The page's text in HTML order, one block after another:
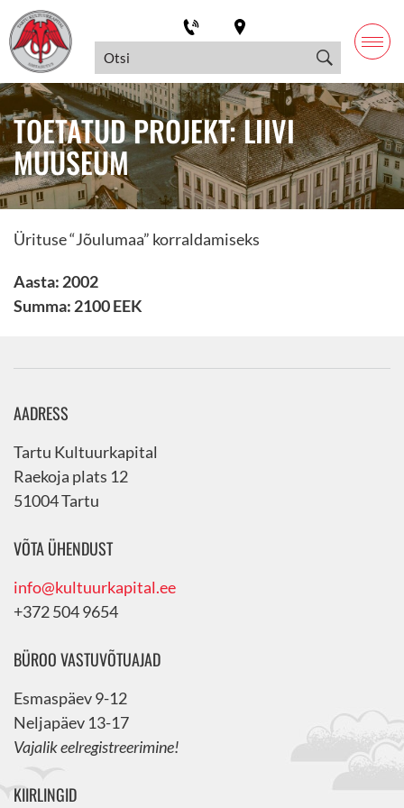
TOETATUD PROJEKT: LIIVI
MUUSEUM
Ürituse “Jõulumaa” korraldamiseks
Aasta: 2002
Summa: 2100 EEK
AADRESS
Tartu Kultuurkapital
Raekoja plats 12
51004 Tartu
VÕTA ÜHENDUST
info@kultuurkapital.ee
+372 504 9654
BÜROO VASTUVÕTUAJAD
Esmaspäev 9-12
Neljapäev 13-17
Vajalik eelregistreerimine!
KIIRLINGID